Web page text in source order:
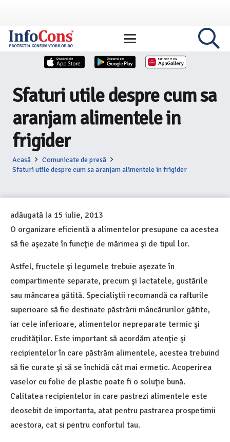
Sfaturi utile despre cum sa
aranjam alimentele in
frigider
Acasă
Comunicate de presă
Sfaturi utile despre cum sa aranjam alimentele in frigider
adăugată la 15 iulie, 2013
O organizare eficientă a alimentelor presupune ca acestea
să fie aşezate în funcţie de mărimea şi de tipul lor.
Astfel, fructele şi legumele trebuie aşezate în
compartimente separate, precum şi lactatele, gustările
sau mâncarea gătită. Specialiştii recomandă ca rafturile
superioare să fie destinate păstrării mâncărurilor gătite,
iar cele inferioare, alimentelor nepreparate termic şi
crudităţilor. Este important să acordăm atenţie şi
recipientelor în care păstrăm alimentele, acestea trebuind
să fie curate şi să se închidă cât mai ermetic. Acoperirea
vaselor cu folie de plastic poate fi o soluţie bună.
Calitatea recipientelor in care pastrezi alimentele este
deosebit de importanta, atat pentru pastrarea prospetimii
acestora, cat si pentru confortul tau.